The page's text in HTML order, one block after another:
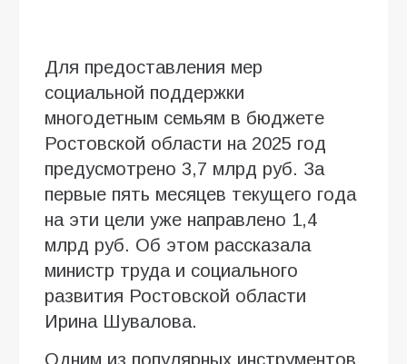
Для предоставления мер
социальной поддержки
многодетным семьям в бюджете
Ростовской области на 2025 год
предусмотрено 3,7 млрд руб. За
первые пять месяцев текущего года
на эти цели уже направлено 1,4
млрд руб. Об этом рассказала
министр труда и социального
развития Ростовской области
Ирина Шувалова.
Одним из популярных инструментов